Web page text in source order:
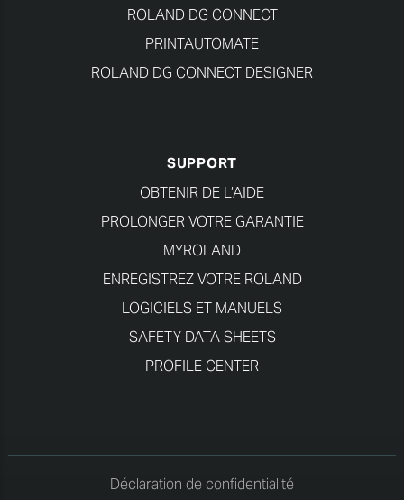
ROLAND DG CONNECT
PRINTAUTOMATE
ROLAND DG CONNECT DESIGNER
SUPPORT
OBTENIR DE L’AIDE
PROLONGER VOTRE GARANTIE
MYROLAND
ENREGISTREZ VOTRE ROLAND
LOGICIELS ET MANUELS
SAFETY DATA SHEETS
PROFILE CENTER
Déclaration de confidentialité